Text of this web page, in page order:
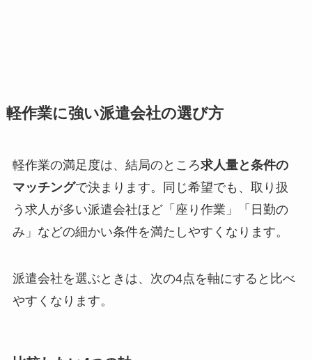
軽作業に強い派遣会社の選び方
軽作業の満足度は、結局のところ求人量と条件の
マッチングで決まります。同じ希望でも、取り扱
う求人が多い派遣会社ほど「座り作業」「日勤の
み」などの細かい条件を満たしやすくなります。
派遣会社を選ぶときは、次の4点を軸にすると比べ
やすくなります。